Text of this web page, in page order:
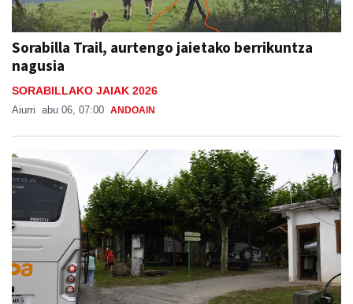
Sorabilla Trail, aurtengo jaietako berrikuntza
nagusia
SORABILLAKO JAIAK 2026
Aiurri abu 06, 07:00 ANDOAIN